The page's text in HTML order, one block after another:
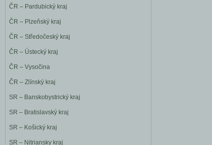
ČR – Pardubický kraj
ČR – Plzeňský kraj
ČR – Středočeský kraj
ČR – Ústecký kraj
ČR – Vysočina
ČR – Zlínský kraj
SR – Banskobystrický kraj
SR – Bratislavský kraj
SR – Košický kraj
SR – Nitriansky kraj